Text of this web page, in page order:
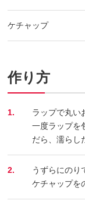
ケチャップ
作り方
1.
ラップで丸い
一度ラップを
だら、濡らし
2.
うずらにのり
ケチャップを